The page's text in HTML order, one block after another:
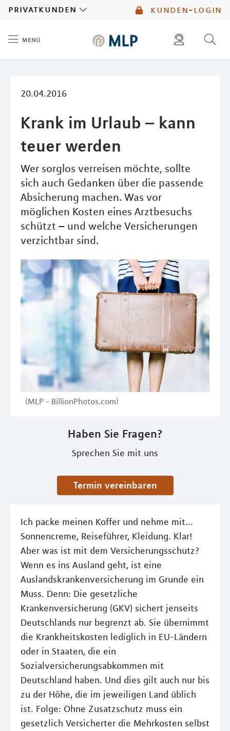
kunden-login
privatkunden
menü
20.04.2016
Krank im Urlaub – kann
teuer werden
Wer sorglos verreisen möchte, sollte
sich auch Gedanken über die passende
Absicherung machen. Was vor
möglichen Kosten eines Arztbesuchs
schützt – und welche Versicherungen
verzichtbar sind.
(MLP - BillionPhotos.com)
Haben Sie Fragen?
Sprechen Sie mit uns
Termin vereinbaren
Ich packe meinen Koffer und nehme mit...
Sonnencreme, Reiseführer, Kleidung. Klar!
Aber was ist mit dem Versicherungsschutz?
Wenn es ins Ausland geht, ist eine
Auslandskrankenversicherung im Grunde ein
Muss. Denn: Die gesetzliche
Krankenversicherung (GKV) sichert jenseits
Deutschlands nur begrenzt ab. Sie übernimmt
die Krankheitskosten lediglich in EU-Ländern
oder in Staaten, die ein
Sozialversicherungsabkommen mit
Deutschland haben. Und dies gilt auch nur bis
zu der Höhe, die im jeweiligen Land üblich
ist. Folge: Ohne Zusatzschutz muss ein
gesetzlich Versicherter die Mehrkosten selbst